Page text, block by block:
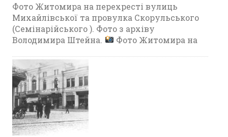
Фото Житомира на перехресті вулиць
Михайлівської та провулка Скорульського
(Семінарійського ). Фото з архіву
Володимира Штейна.
Фото Житомира на